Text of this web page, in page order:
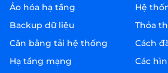
Ảo hóa hạ tầng
Backup dữ liệu
Cân bằng tải hệ thống
Hạ tầng mạng
Hệ
Thỏa
Cách
Các